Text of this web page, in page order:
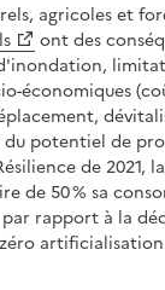
agricoles et
ont des
économiques
potentiel de
de 2021,
de 50 % sa
par rapport à la